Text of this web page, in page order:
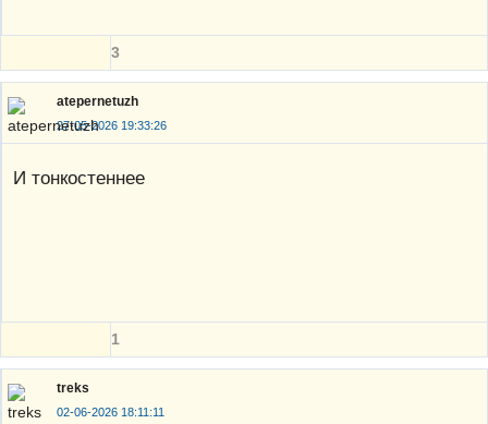
3
atepernetuzh
27-05-2026 19:33:26
И тонкостеннее
1
treks
02-06-2026 18:11:11